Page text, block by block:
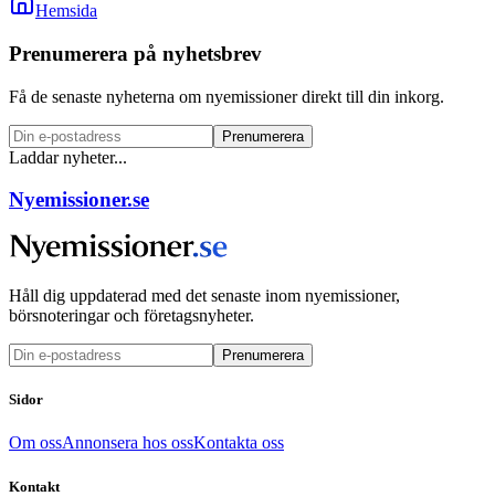
Hemsida
Prenumerera på nyhetsbrev
Få de senaste nyheterna om nyemissioner direkt till din inkorg.
Prenumerera
Laddar nyheter...
Nyemissioner.se
Håll dig uppdaterad med det senaste inom nyemissioner,
börsnoteringar och företagsnyheter.
Prenumerera
Sidor
Om ossAnnonsera hos ossKontakta oss
Kontakt